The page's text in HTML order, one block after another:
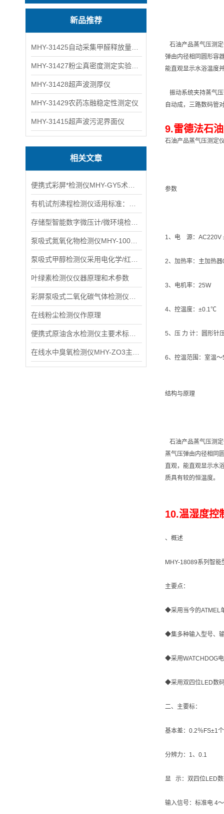
新品推荐
MHY-31428超声波测厚仪
MHY-31429农药冻融稳定性测定仪
MHY-31415超声波污泥界面仪
相关文章
叶绿素检测仪仪器原理和术参数
在线粉尘检测仪作原理
石油产品蒸气压测
弹由内径相同圆形容
能直观显示水浴温度
振动系统夹持蒸气
自动成，三路数码管
9.雷德法石
石油产品蒸气压测定
参数
1、电 源：AC220V
2、加热率：主加热
3、电机率：25W
4、控温度：±0.1℃
5、压 力 计：圆形
6、控温范围：室温
结构与原理
石油产品蒸气压测
蒸气压弹由内径相同
直观，能直观显示水
质具有较的恒温度。
10.温湿度控
、概述
MHY-18089系列智
主要点：
◆采用当今的ATMEL
◆集多种输入型号、
◆采用WATCHDOG
◆采用双四位LED数
二、主要标：
基本差：0.2％FS±1
分辨力：1、0.1
显 示：双四位LED
输入信号：标准电 4